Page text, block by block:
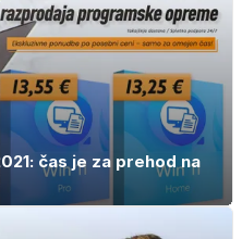
čas je za prehod na